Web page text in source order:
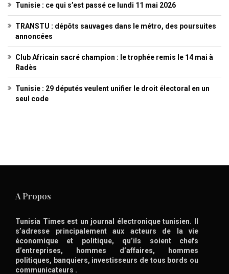
Tunisie : ce qui s’est passé ce lundi 11 mai 2026
TRANSTU : dépôts sauvages dans le métro, des poursuites
annoncées
Club Africain sacré champion : le trophée remis le 14 mai à
Radès
Tunisie : 29 députés veulent unifier le droit électoral en un
seul code
A Propos
Tunisia Times est un journal électronique tunisien. Il
s’adresse principalement aux acteurs de la vie
économique et politique, qu’ils soient chefs
d’entreprises, hommes d’affaires, hommes
politiques, banquiers, investisseurs de tous bords ou
communicateurs .